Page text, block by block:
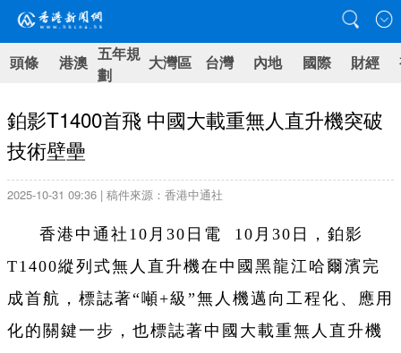
頭條 港澳 五年規
劃
大灣區 台灣 內地 國際 財經
鉑影T1400首飛 中國大載重無人直升機突破
技術壁壘
2025-10-31 09:36 | 稿件來源：香港中通社
香港中通社10月30日電 10月30日，鉑影
T1400縱列式無人直升機在中國黑龍江哈爾濱完
成首航，標誌著“噸+級”無人機邁向工程化、應用
化的關鍵一步，也標誌著中國大載重無人直升機